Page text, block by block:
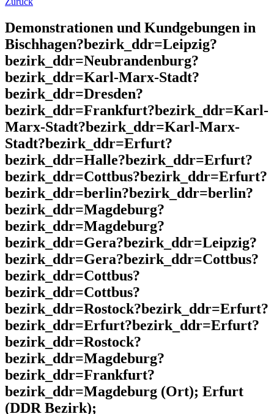
Demonstrationen und Kundgebungen in
Bischhagen?bezirk_ddr=Leipzig?
bezirk_ddr=Neubrandenburg?
bezirk_ddr=Karl-Marx-Stadt?
bezirk_ddr=Dresden?
bezirk_ddr=Frankfurt?bezirk_ddr=Karl-
Marx-Stadt?bezirk_ddr=Karl-Marx-
Stadt?bezirk_ddr=Erfurt?
bezirk_ddr=Halle?bezirk_ddr=Erfurt?
bezirk_ddr=Cottbus?bezirk_ddr=Erfurt?
bezirk_ddr=berlin?bezirk_ddr=berlin?
bezirk_ddr=Magdeburg?
bezirk_ddr=Magdeburg?
bezirk_ddr=Gera?bezirk_ddr=Leipzig?
bezirk_ddr=Gera?bezirk_ddr=Cottbus?
bezirk_ddr=Cottbus?
bezirk_ddr=Cottbus?
bezirk_ddr=Rostock?bezirk_ddr=Erfurt?
bezirk_ddr=Erfurt?bezirk_ddr=Erfurt?
bezirk_ddr=Rostock?
bezirk_ddr=Magdeburg?
bezirk_ddr=Frankfurt?
bezirk_ddr=Magdeburg (Ort); Erfurt
(DDR Bezirk);